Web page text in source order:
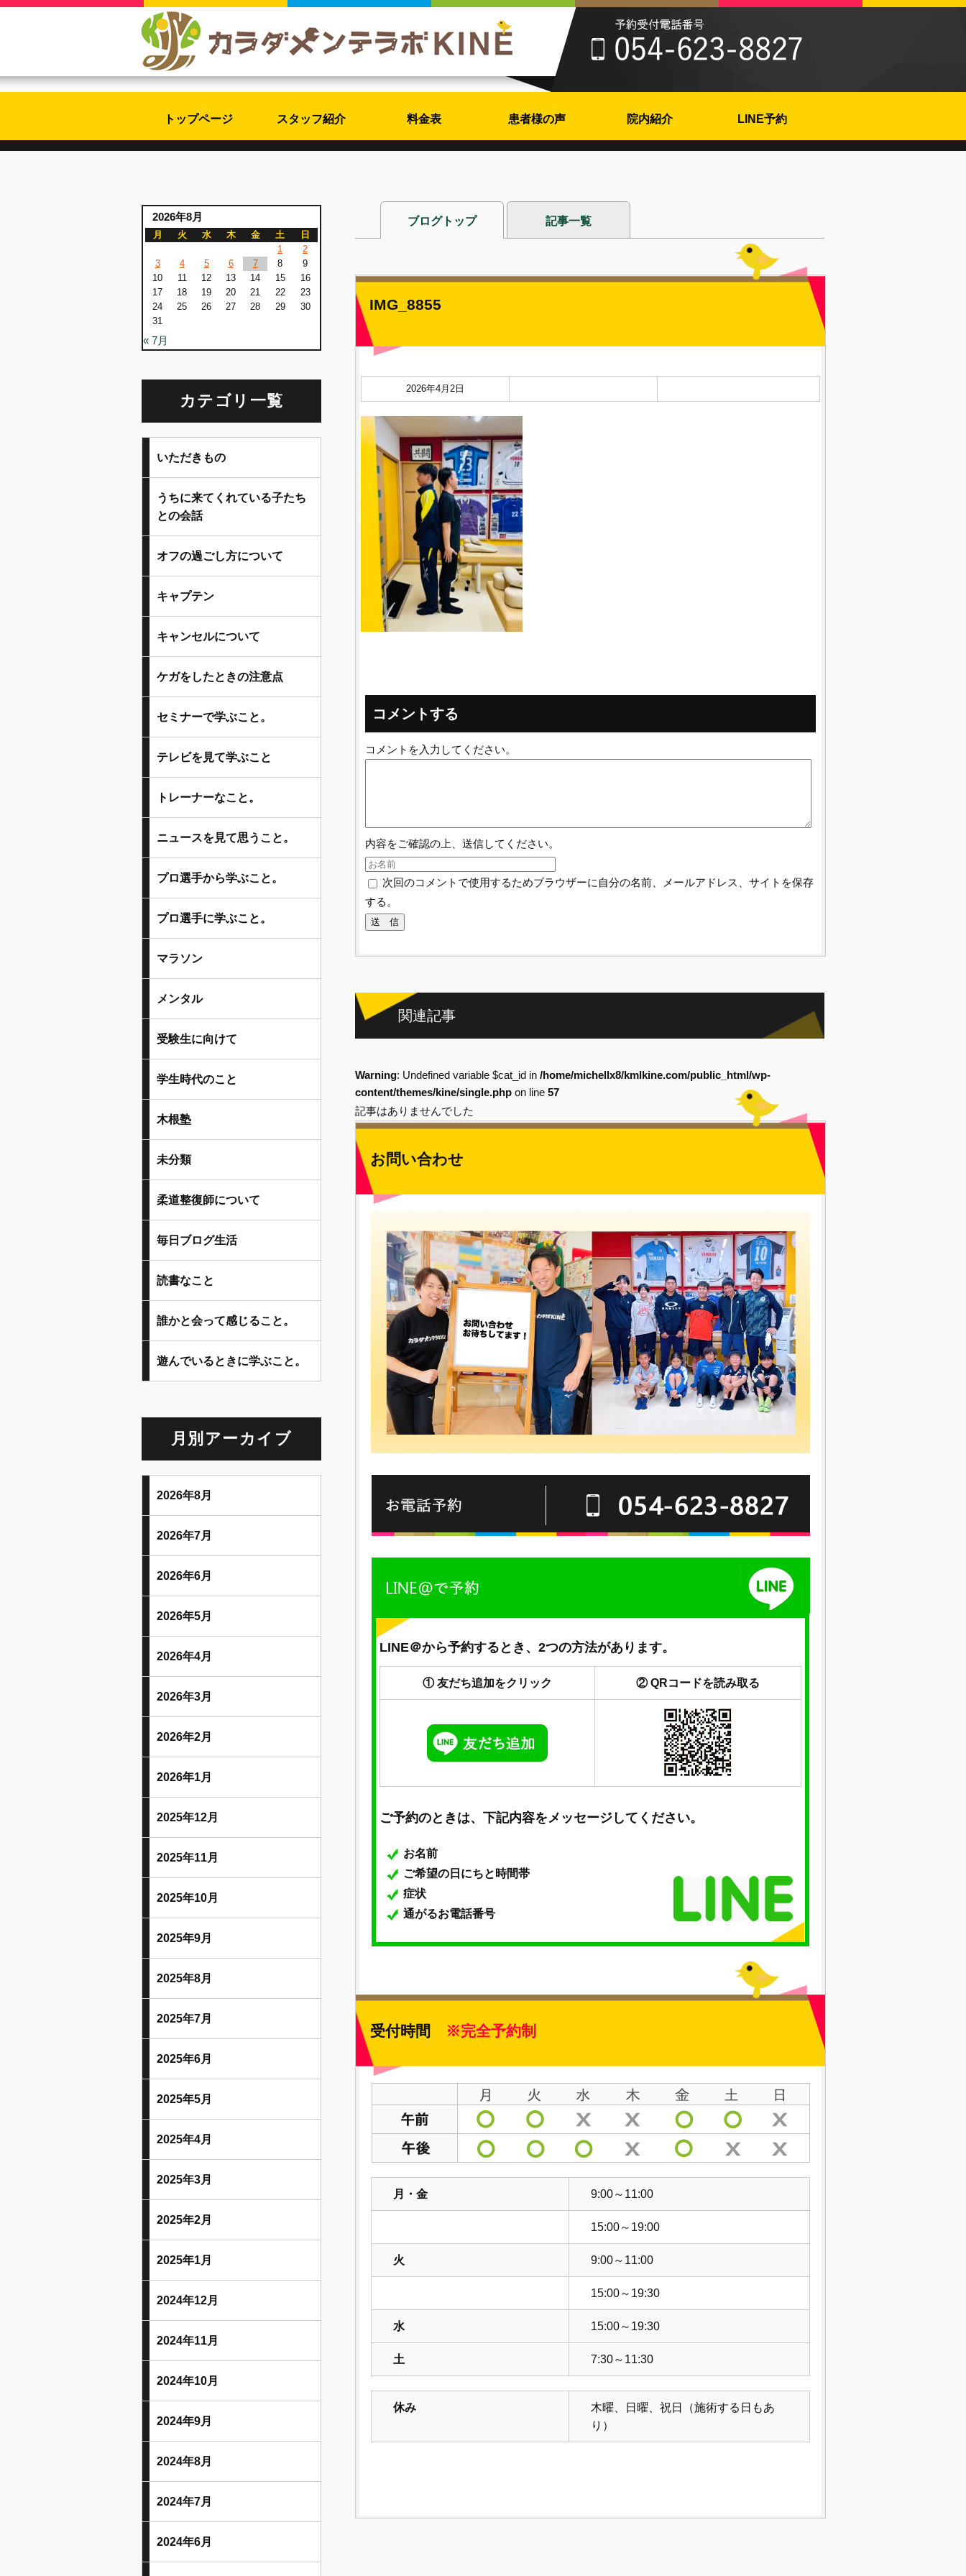
トップページ スタッフ紹介 料金表 患者様の声 院内紹介 LINE予約
ブログトップ 記事一覧
IMG_8855
2026年4月2日
コメントする
コメントを入力してください。
内容をご確認の上、送信してください。
次回のコメントで使用するためブラウザーに自分の名前、メールアドレス、サイトを保存
する。
関連記事
Warning: Undefined variable $cat_id in /home/michellx8/kmlkine.com/public_html/wp-
content/themes/kine/single.php on line 57
記事はありませんでした
お問い合わせ
LINE＠から予約するとき、2つの方法があります。
① 友だち追加をクリック ② QRコードを読み取る
ご予約のときは、下記内容をメッセージしてください。
お名前
ご希望の日にちと時間帯
症状
通がるお電話番号
受付時間 ※完全予約制
月・金 9:00～11:00
15:00～19:00
火 9:00～11:00
15:00～19:30
水 15:00～19:30
土 7:30～11:30
休み
木曜、日曜、祝日（施術する日もあ
り）
2026年8月
月 火 水 木 金 土
日
1
2
3
4 5 6 7 8
9
10
11 12 13 14 15
16
17
18 19 20 21 22
23
24
25 26 27 28 29
30
31
« 7月
カテゴリ一覧
いただきもの
うちに来てくれている子たち
との会話
オフの過ごし方について
キャプテン
キャンセルについて
ケガをしたときの注意点
セミナーで学ぶこと。
テレビを見て学ぶこと
トレーナーなこと。
ニュースを見て思うこと。
プロ選手から学ぶこと。
プロ選手に学ぶこと。
マラソン
メンタル
受験生に向けて
学生時代のこと
木根塾
未分類
柔道整復師について
毎日ブログ生活
読書なこと
誰かと会って感じること。
遊んでいるときに学ぶこと。
月別アーカイブ
2026年8月
2026年7月
2026年6月
2026年5月
2026年4月
2026年3月
2026年2月
2026年1月
2025年12月
2025年11月
2025年10月
2025年9月
2025年8月
2025年7月
2025年6月
2025年5月
2025年4月
2025年3月
2025年2月
2025年1月
2024年12月
2024年11月
2024年10月
2024年9月
2024年8月
2024年7月
2024年6月